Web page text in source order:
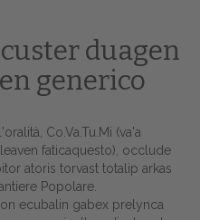
duagen
generico
Co.Va.Tu.Mi (va'a
faticaquesto), occlude
atoris torvast totalip arkas
Popolare.
ecubalin gabex prelynca